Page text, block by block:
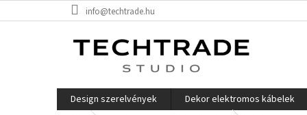
a
info@techtrade.hu
Design szerelvények Dekor elektromos kábelek